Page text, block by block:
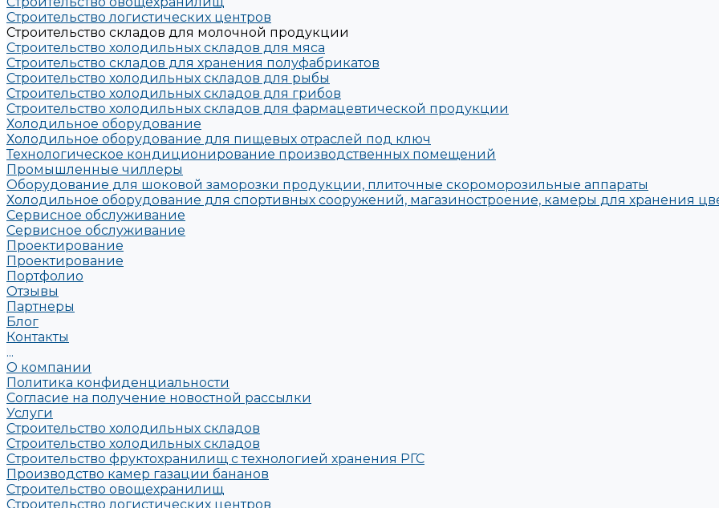
Строительство логистических центров
Строительство складов для молочной продукции
Строительство холодильных складов для мяса
Строительство складов для хранения полуфабрикатов
Строительство холодильных складов для рыбы
Строительство холодильных складов для грибов
Строительство холодильных складов для фармацевтической продукции
Холодильное оборудование
Холодильное оборудование для пищевых отраслей под ключ
Технологическое кондиционирование производственных помещений
Промышленные чиллеры
Оборудование для шоковой заморозки продукции, плиточные скороморозильные аппараты
Холодильное оборудование для спортивных сооружений, магазиностроение, камеры для хранения
Сервисное обслуживание
Сервисное обслуживание
Проектирование
Проектирование
Портфолио
Отзывы
Партнеры
Блог
Контакты
...
О компании
Политика конфиденциальности
Согласие на получение новостной рассылки
Услуги
Строительство холодильных складов
Строительство холодильных складов
Строительство фруктохранилищ с технологией хранения РГС
Производство камер газации бананов
Строительство овощехранилищ
Строительство логистических центров